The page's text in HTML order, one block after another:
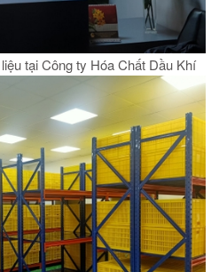
tại Công ty Hóa Chất Dầu Khí